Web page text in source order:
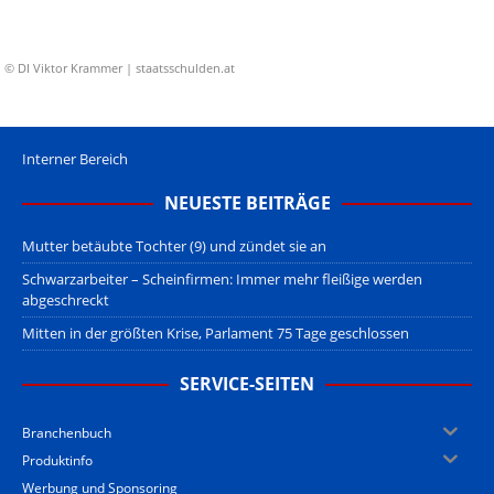
© DI Viktor Krammer | staatsschulden.at
Interner Bereich
NEUESTE BEITRÄGE
Mutter betäubte Tochter (9) und zündet sie an
Schwarzarbeiter – Scheinfirmen: Immer mehr fleißige werden
abgeschreckt
Mitten in der größten Krise, Parlament 75 Tage geschlossen
SERVICE-SEITEN
Branchenbuch
Produktinfo
Werbung und Sponsoring